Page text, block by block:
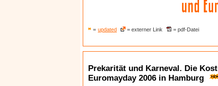
= updated = externer Link = pdf-Datei
Prekarität und Karneval. Die
Euromayday 2006 in Hamburg